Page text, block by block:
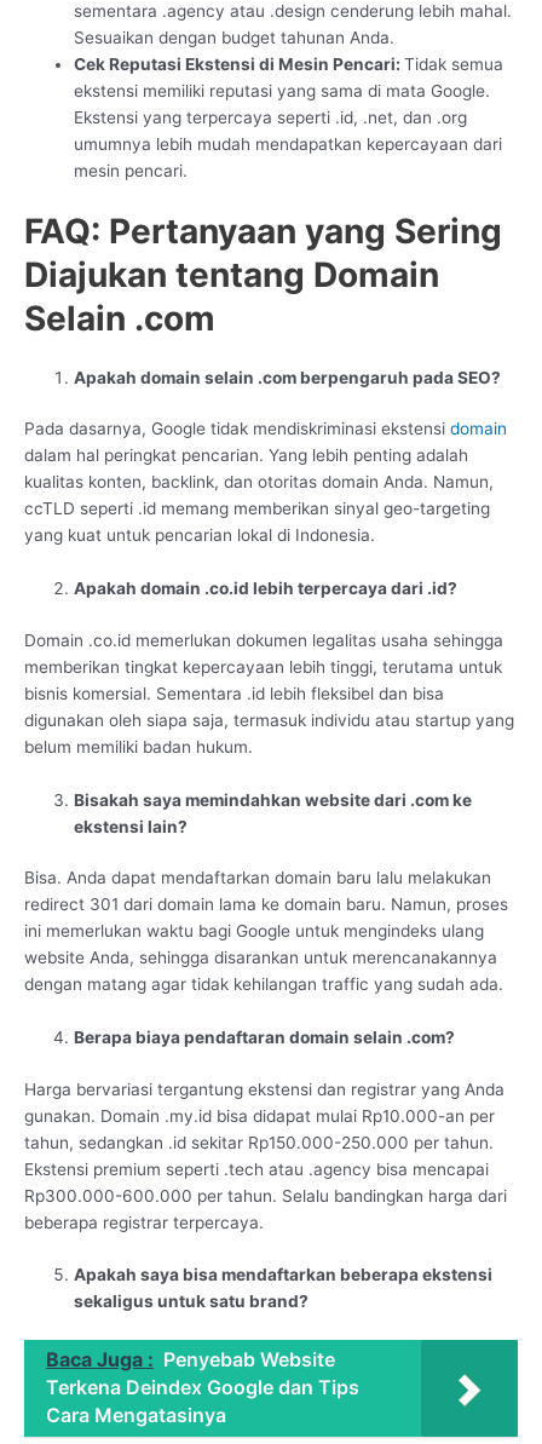
sementara .agency atau .design cenderung lebih mahal.
Sesuaikan dengan budget tahunan Anda.
Cek Reputasi Ekstensi di Mesin Pencari:Tidak semua
ekstensi memiliki reputasi yang sama di mata Google.
Ekstensi yang terpercaya seperti .id, .net, dan .org
umumnya lebih mudah mendapatkan kepercayaan dari
mesin pencari.
FAQ: Pertanyaan yang Sering
Diajukan tentang Domain
Selain .com
Apakah domain selain .com berpengaruh pada SEO?
Pada dasarnya, Google tidak mendiskriminasi ekstensi domain
dalam hal peringkat pencarian. Yang lebih penting adalah
kualitas konten, backlink, dan otoritas domain Anda. Namun,
ccTLD seperti .id memang memberikan sinyal geo-targeting
yang kuat untuk pencarian lokal di Indonesia.
Apakah domain .co.id lebih terpercaya dari .id?
Domain .co.id memerlukan dokumen legalitas usaha sehingga
memberikan tingkat kepercayaan lebih tinggi, terutama untuk
bisnis komersial. Sementara .id lebih fleksibel dan bisa
digunakan oleh siapa saja, termasuk individu atau startup yang
belum memiliki badan hukum.
Bisakah saya memindahkan website dari .com ke
ekstensi lain?
Bisa. Anda dapat mendaftarkan domain baru lalu melakukan
redirect 301 dari domain lama ke domain baru. Namun, proses
ini memerlukan waktu bagi Google untuk mengindeks ulang
website Anda, sehingga disarankan untuk merencanakannya
dengan matang agar tidak kehilangan traffic yang sudah ada.
Berapa biaya pendaftaran domain selain .com?
Harga bervariasi tergantung ekstensi dan registrar yang Anda
gunakan. Domain .my.id bisa didapat mulai Rp10.000-an per
tahun, sedangkan .id sekitar Rp150.000-250.000 per tahun.
Ekstensi premium seperti .tech atau .agency bisa mencapai
Rp300.000-600.000 per tahun. Selalu bandingkan harga dari
beberapa registrar terpercaya.
Apakah saya bisa mendaftarkan beberapa ekstensi
sekaligus untuk satu brand?
Baca Juga : Penyebab Website
Terkena Deindex Google dan Tips
Cara Mengatasinya